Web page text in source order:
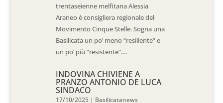
trentaseienne melfitana Alessia
Araneo è consigliera regionale del
Movimento Cinque Stelle. Sogna una
Basilicata un po’ meno “resiliente” e
un po’ più “resistente”....
INDOVINA CHIVIENE A
PRANZO ANTONIO DE LUCA
SINDACO
17/10/2025 | Basilicatanews